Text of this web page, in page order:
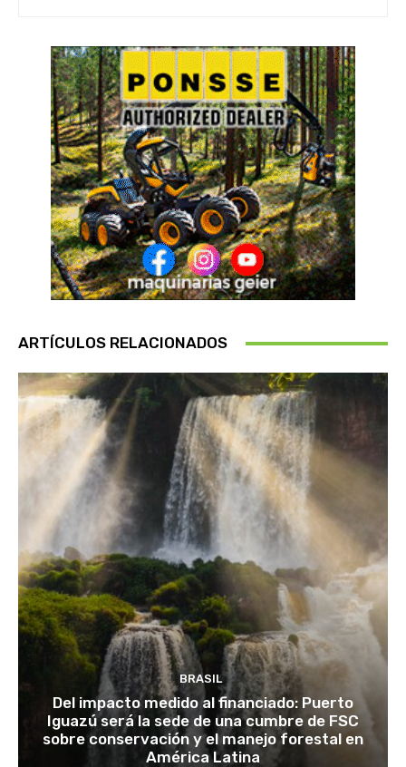
ARTÍCULOS RELACIONADOS
BRASIL
Del impacto medido al financiado: Puerto
Iguazú será la sede de una cumbre de FSC
sobre conservación y el manejo forestal en
América Latina